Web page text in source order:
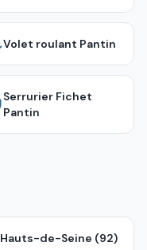
Volet roulant Pantin
Serrurier Fichet
Pantin
Hauts-de-Seine (92)